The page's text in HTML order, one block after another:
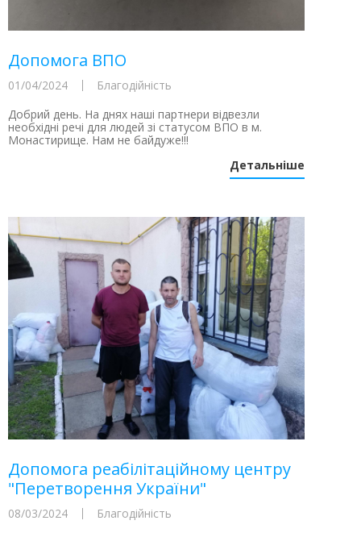
Допомога ВПО
01/04/2024
Благодійність
Добрий день. На днях наші партнери відвезли
необхідні речі для людей зі статусом ВПО в м.
Монастирище. Нам не байдуже!!!
Детальніше
Допомога реабілітаційному центру
"Перетворення України"
08/03/2024
Благодійність